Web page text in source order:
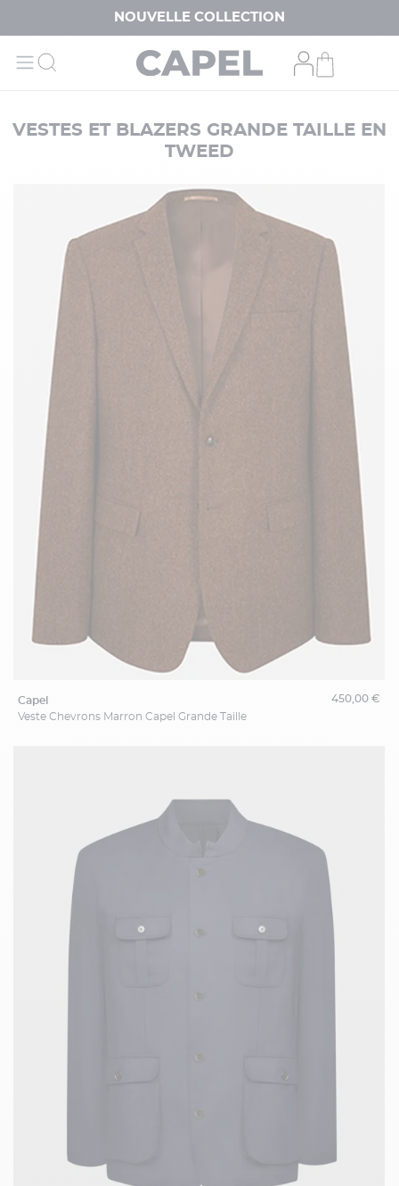
NOUVELLE COLLECTION
VESTES ET BLAZERS GRANDE TAILLE EN
TWEED
capel
Veste Chevrons Marron Capel Grande Taille
450,00 €